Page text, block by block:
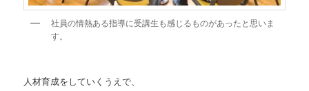
社員の情熱ある指導に受講生も感じるものがあったと思いま
す。
人材育成をしていくうえで、